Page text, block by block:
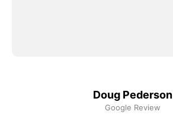
Doug Pederson
Google Review